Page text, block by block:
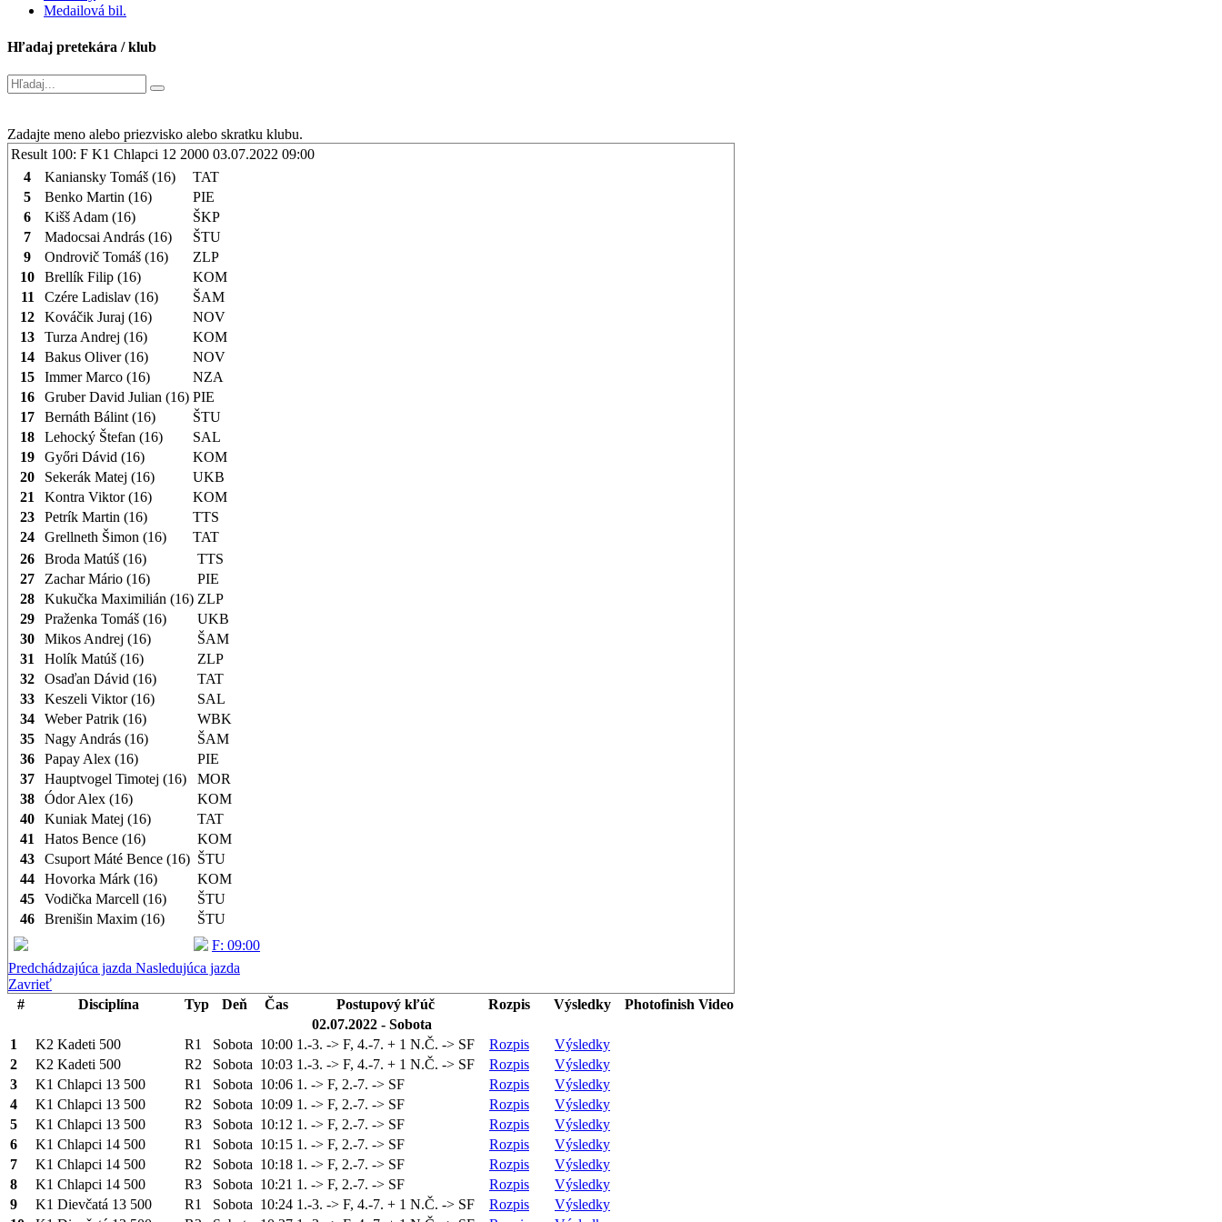
Medailová bil.
Hľadaj pretekára / klub
Zadajte meno alebo priezvisko alebo skratku klubu.
Result 100: F K1 Chlapci 12 2000 03.07.2022 09:00
4
Kaniansky Tomáš (16)
TAT
5
Benko Martin (16)
PIE
6
Kišš Adam (16)
ŠKP
7
Madocsai András (16)
ŠTU
9
Ondrovič Tomáš (16)
ZLP
10
Brellík Filip (16)
KOM
11
Czére Ladislav (16)
ŠAM
12
Kováčik Juraj (16)
NOV
13
Turza Andrej (16)
KOM
14
Bakus Oliver (16)
NOV
15
Immer Marco (16)
NZA
16
Gruber David Julian (16) PIE
17
Bernáth Bálint (16)
ŠTU
18
Lehocký Štefan (16)
SAL
19
Győri Dávid (16)
KOM
20
Sekerák Matej (16)
UKB
21
Kontra Viktor (16)
KOM
23
Petrík Martin (16)
TTS
24
Grellneth Šimon (16)
TAT
26
Broda Matúš (16)
TTS
27
Zachar Mário (16)
PIE
28
Kukučka Maximilián (16) ZLP
29
Praženka Tomáš (16)
UKB
30
Mikos Andrej (16)
ŠAM
31
Holík Matúš (16)
ZLP
32
Osaďan Dávid (16)
TAT
33
Keszeli Viktor (16)
SAL
34
Weber Patrik (16)
WBK
35
Nagy András (16)
ŠAM
36
Papay Alex (16)
PIE
37
Hauptvogel Timotej (16)
MOR
38
Ódor Alex (16)
KOM
40
Kuniak Matej (16)
TAT
41
Hatos Bence (16)
KOM
43
Csuport Máté Bence (16) ŠTU
44
Hovorka Márk (16)
KOM
45
Vodička Marcell (16)
ŠTU
46
Brenišin Maxim (16)
ŠTU
F: 09:00
Predchádzajúca jazda Nasledujúca jazda
Zavrieť
#
Disciplína Typ Deň Čas Postupový kľúč Rozpis Výsledky Photofinish Video
02.07.2022 - Sobota
1
K2 Kadeti 500 R1 Sobota 10:00 1.-3. -> F, 4.-7. + 1 N.Č. -> SF Rozpis
Výsledky
2
K2 Kadeti 500 R2 Sobota 10:03 1.-3. -> F, 4.-7. + 1 N.Č. -> SF Rozpis
Výsledky
3
K1 Chlapci 13 500 R1 Sobota 10:06 1. -> F, 2.-7. -> SF Rozpis
Výsledky
4
K1 Chlapci 13 500 R2 Sobota 10:09 1. -> F, 2.-7. -> SF Rozpis
Výsledky
5
K1 Chlapci 13 500 R3 Sobota 10:12 1. -> F, 2.-7. -> SF Rozpis
Výsledky
6
K1 Chlapci 14 500 R1 Sobota 10:15 1. -> F, 2.-7. -> SF Rozpis
Výsledky
7
K1 Chlapci 14 500 R2 Sobota 10:18 1. -> F, 2.-7. -> SF Rozpis
Výsledky
8
K1 Chlapci 14 500 R3 Sobota 10:21 1. -> F, 2.-7. -> SF Rozpis
Výsledky
9
K1 Dievčatá 13 500 R1 Sobota 10:24 1.-3. -> F, 4.-7. + 1 N.Č. -> SF Rozpis
Výsledky